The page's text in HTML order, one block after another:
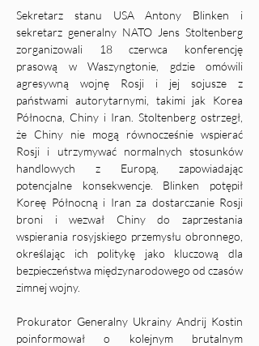
Sekretarz stanu USA Antony Blinken i
sekretarz generalny NATO Jens Stoltenberg
zorganizowali 18 czerwca konferencję
prasową w Waszyngtonie, gdzie omówili
agresywną wojnę Rosji i jej sojusze z
państwami autorytarnymi, takimi jak Korea
Północna, Chiny i Iran. Stoltenberg ostrzegł,
że Chiny nie mogą równocześnie wspierać
Rosji i utrzymywać normalnych stosunków
handlowych z Europą, zapowiadając
potencjalne konsekwencje. Blinken potępił
Koreę Północną i Iran za dostarczanie Rosji
broni i wezwał Chiny do zaprzestania
wspierania rosyjskiego przemysłu obronnego,
określając ich politykę jako kluczową dla
bezpieczeństwa międzynarodowego od czasów
zimnej wojny.
Prokurator Generalny Ukrainy Andrij Kostin
poinformował o kolejnym brutalnym